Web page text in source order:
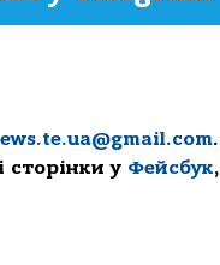
.
сторінки у Фейсбук,